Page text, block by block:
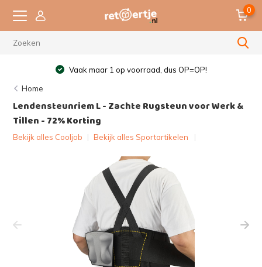
0
Vaak maar 1 op voorraad, dus OP=OP!
Home
Lendensteunriem L - Zachte Rugsteun voor Werk &
Tillen - 72% Korting
Bekijk alles Cooljob | Bekijk alles Sportartikelen